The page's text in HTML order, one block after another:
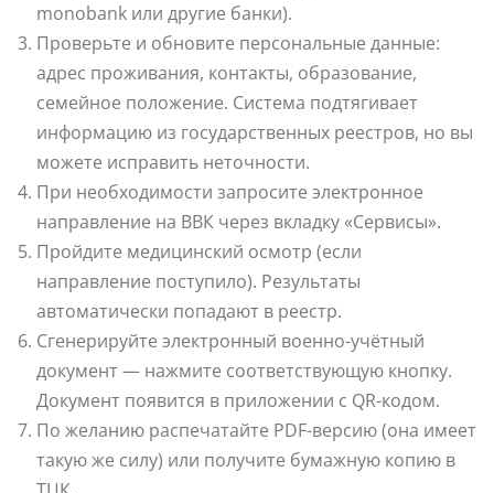
monobank или другие банки).
Проверьте и обновите персональные данные:
адрес проживания, контакты, образование,
семейное положение. Система подтягивает
информацию из государственных реестров, но вы
можете исправить неточности.
При необходимости запросите электронное
направление на ВВК через вкладку «Сервисы».
Пройдите медицинский осмотр (если
направление поступило). Результаты
автоматически попадают в реестр.
Сгенерируйте электронный военно-учётный
документ — нажмите соответствующую кнопку.
Документ появится в приложении с QR-кодом.
По желанию распечатайте PDF-версию (она имеет
такую же силу) или получите бумажную копию в